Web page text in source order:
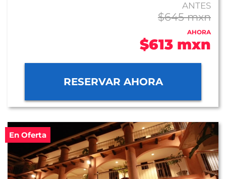
ANTES
$645 mxn
AHORA
$613 mxn
RESERVAR AHORA
En Oferta